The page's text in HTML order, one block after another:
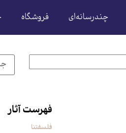
چندرسانه‌ای فروشگاه
فهرست آثار
فلسفتنا